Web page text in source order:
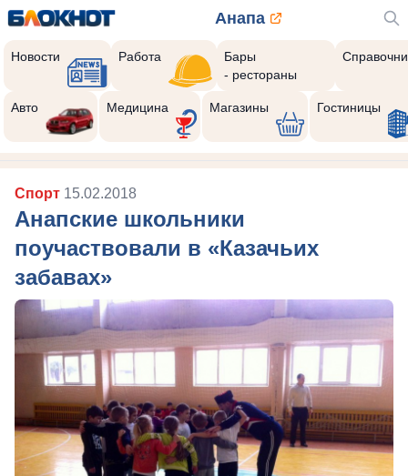
Анапа
Новости Работа
Бары
- рестораны
Авто Медицина Магазины Гостиницы
Спорт 15.02.2018
Анапские школьники
поучаствовали в «Казачьих
забавах»